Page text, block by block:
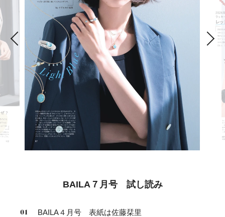
BAILA７月号 試し読み
BAILA４月号 表紙は佐藤栞里